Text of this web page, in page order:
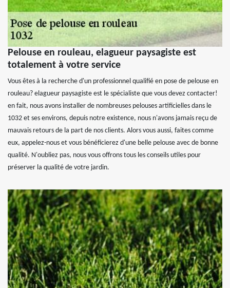
Pelouse en rouleau, elagueur paysagiste est
totalement à votre service
Vous êtes à la recherche d'un professionnel qualifié en pose de pelouse en
rouleau? elagueur paysagiste est le spécialiste que vous devez contacter!
en fait, nous avons installer de nombreuses pelouses artificielles dans le
1032 et ses environs, depuis notre existence, nous n'avons jamais reçu de
mauvais retours de la part de nos clients. Alors vous aussi, faites comme
eux, appelez-nous et vous bénéficierez d'une belle pelouse avec de bonne
qualité. N'oubliez pas, nous vous offrons tous les conseils utiles pour
préserver la qualité de votre jardin.